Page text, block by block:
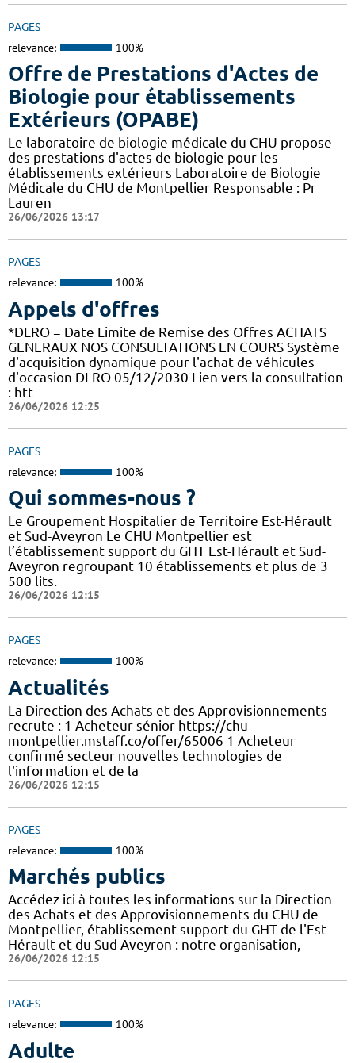
PAGES
relevance: 100%
Offre de Prestations d'Actes de
Biologie pour établissements
Extérieurs (OPABE)
Le laboratoire de biologie médicale du CHU propose
des prestations d'actes de biologie pour les
établissements extérieurs Laboratoire de Biologie
Médicale du CHU de Montpellier Responsable : Pr
Lauren
26/06/2026 13:17
PAGES
relevance: 100%
Appels d'offres
*DLRO = Date Limite de Remise des Offres ACHATS
GENERAUX NOS CONSULTATIONS EN COURS Système
d'acquisition dynamique pour l'achat de véhicules
d'occasion DLRO 05/12/2030 Lien vers la consultation
: htt
26/06/2026 12:25
PAGES
relevance: 100%
Qui sommes-nous ?
Le Groupement Hospitalier de Territoire Est-Hérault
et Sud-Aveyron Le CHU Montpellier est
l’établissement support du GHT Est-Hérault et Sud-
Aveyron regroupant 10 établissements et plus de 3
500 lits.
26/06/2026 12:15
PAGES
relevance: 100%
Actualités
La Direction des Achats et des Approvisionnements
recrute : 1 Acheteur sénior https://chu-
montpellier.mstaff.co/offer/65006 1 Acheteur
confirmé secteur nouvelles technologies de
l'information et de la
26/06/2026 12:15
PAGES
relevance: 100%
Marchés publics
Accédez ici à toutes les informations sur la Direction
des Achats et des Approvisionnements du CHU de
Montpellier, établissement support du GHT de l'Est
Hérault et du Sud Aveyron : notre organisation,
26/06/2026 12:15
PAGES
relevance: 100%
Adulte